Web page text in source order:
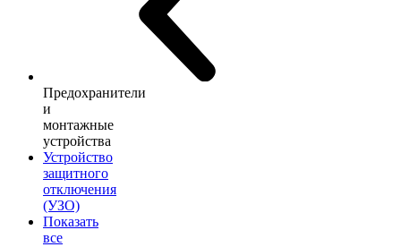
Предохранители
и
монтажные
устройства
Устройство
защитного
отключения
(УЗО)
Показать
все